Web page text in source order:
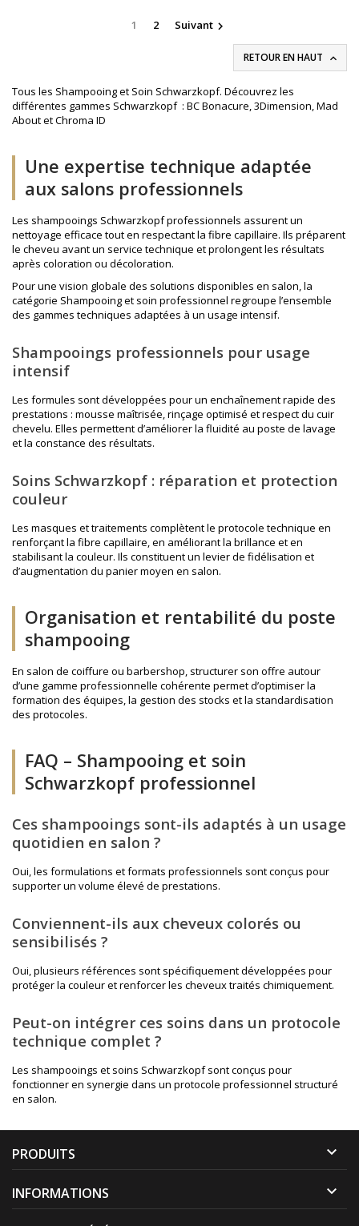
1 2 Suivant 
RETOUR EN HAUT 
Tous les Shampooing et Soin Schwarzkopf. Découvrez les
différentes gammes Schwarzkopf : BC Bonacure, 3Dimension, Mad
About et Chroma ID
Une expertise technique adaptée
aux salons professionnels
Les shampooings Schwarzkopf professionnels assurent un
nettoyage efficace tout en respectant la fibre capillaire. Ils préparent
le cheveu avant un service technique et prolongent les résultats
après coloration ou décoloration.
Pour une vision globale des solutions disponibles en salon, la
catégorie Shampooing et soin professionnel regroupe l’ensemble
des gammes techniques adaptées à un usage intensif.
Shampooings professionnels pour usage
intensif
Les formules sont développées pour un enchaînement rapide des
prestations : mousse maîtrisée, rinçage optimisé et respect du cuir
chevelu. Elles permettent d’améliorer la fluidité au poste de lavage
et la constance des résultats.
Soins Schwarzkopf : réparation et protection
couleur
Les masques et traitements complètent le protocole technique en
renforçant la fibre capillaire, en améliorant la brillance et en
stabilisant la couleur. Ils constituent un levier de fidélisation et
d’augmentation du panier moyen en salon.
Organisation et rentabilité du poste
shampooing
En salon de coiffure ou barbershop, structurer son offre autour
d’une gamme professionnelle cohérente permet d’optimiser la
formation des équipes, la gestion des stocks et la standardisation
des protocoles.
FAQ – Shampooing et soin
Schwarzkopf professionnel
Ces shampooings sont-ils adaptés à un usage
quotidien en salon ?
Oui, les formulations et formats professionnels sont conçus pour
supporter un volume élevé de prestations.
Conviennent-ils aux cheveux colorés ou
sensibilisés ?
Oui, plusieurs références sont spécifiquement développées pour
protéger la couleur et renforcer les cheveux traités chimiquement.
Peut-on intégrer ces soins dans un protocole
technique complet ?
Les shampooings et soins Schwarzkopf sont conçus pour
fonctionner en synergie dans un protocole professionnel structuré
en salon.
PRODUITS 
INFORMATIONS 